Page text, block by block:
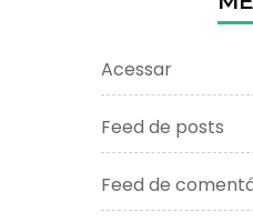
Acessar
Feed de posts
Feed de